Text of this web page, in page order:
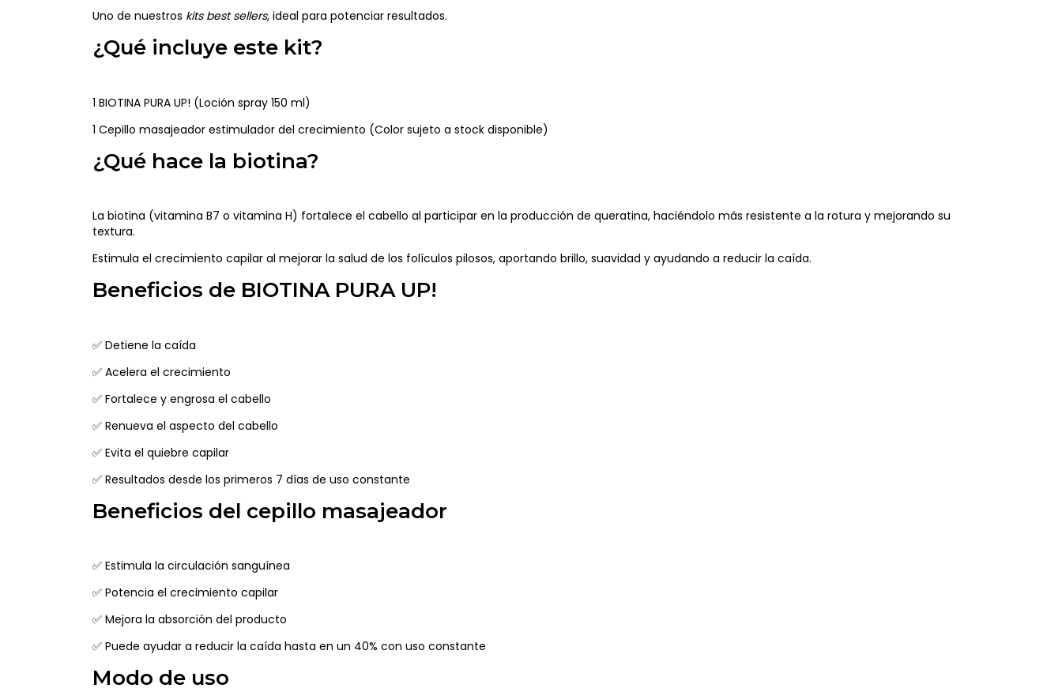
Uno de nuestros kits best sellers, ideal para potenciar resultados.
¿Qué incluye este kit?
1 BIOTINA PURA UP! (Loción spray 150 ml)
1 Cepillo masajeador estimulador del crecimiento (Color sujeto a stock disponible)
¿Qué hace la biotina?
La biotina (vitamina B7 o vitamina H) fortalece el cabello al participar en la producción de queratina, haciéndolo más resistente a la rotura y mejorando su
textura.
Estimula el crecimiento capilar al mejorar la salud de los folículos pilosos, aportando brillo, suavidad y ayudando a reducir la caída.
Beneficios de BIOTINA PURA UP!
✅ Detiene la caída
✅ Acelera el crecimiento
✅ Fortalece y engrosa el cabello
✅ Renueva el aspecto del cabello
✅ Evita el quiebre capilar
✅ Resultados desde los primeros 7 días de uso constante
Beneficios del cepillo masajeador
✅ Estimula la circulación sanguínea
✅ Potencia el crecimiento capilar
✅ Mejora la absorción del producto
✅ Puede ayudar a reducir la caída hasta en un 40% con uso constante
Modo de uso